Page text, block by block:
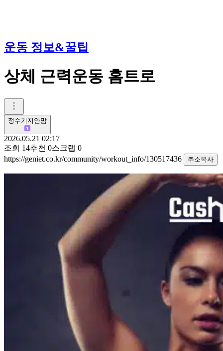
운동 정보&꿀팁
상체 근력운동 홈트로
정수기지안맘
2026.05.21 02:17
조회 14추천 0스크랩 0
https://geniet.co.kr/community/workout_info/130517436
주소복사